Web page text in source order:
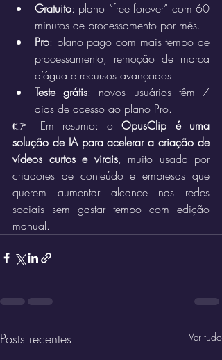
Gratuito: plano “free forever” com 60
minutos de processamento por mês.
Pro: plano pago com mais tempo de
processamento, remoção de marca
d’água e recursos avançados.
Teste grátis: novos usuários têm 7
dias de acesso ao plano Pro.
👉 Em resumo: o OpusClip é uma
solução de IA para acelerar a criação de
vídeos curtos e virais, muito usada por
criadores de conteúdo e empresas que
querem aumentar alcance nas redes
sociais sem gastar tempo com edição
manual.
Posts recentes Ver tudo